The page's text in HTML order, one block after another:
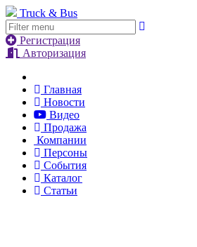
Truck & Bus
Регистрация
Авторизация
Главная
Новости
Видео
Продажа
Компании
Персоны
События
Каталог
Статьи